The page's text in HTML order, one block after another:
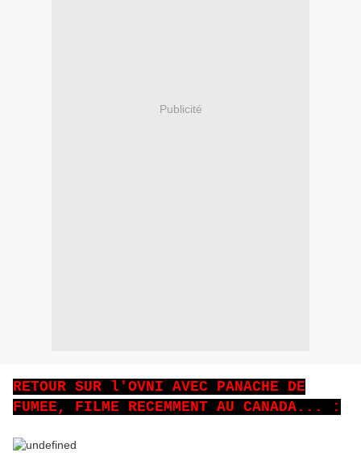
Publicité
RETOUR SUR l'OVNI AVEC PANACHE DE
FUMEE, FILME RECEMMENT AU CANADA... :